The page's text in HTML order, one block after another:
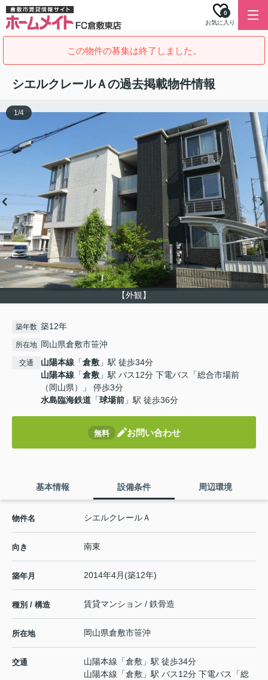
お気に入り
0
この物件の募集は終了しました。
シエルクレールＡの過去掲載物件情報
【外観】
1/4
築年数 築12年
所在地 岡山県倉敷市笹沖
交通 山陽本線 「倉敷 」駅 徒歩34分
山陽本線 「倉敷 」駅 バス12分 下電バス「総合市場前
（岡山県）」 停歩3分
水島臨海鉄道 「球場前 」駅 徒歩36分
無料 お問い合わせ
基本情報 設備条件 周辺環境
物件名 シエルクレールＡ
向き 南東
築年月 2014年4月(築12年)
種別 / 構造 賃貸マンション / 鉄骨造
所在地 岡山県倉敷市笹沖
交通 山陽本線 「倉敷 」駅 徒歩34分
山陽本線 「倉敷 」駅 バス12分 下電バス「総